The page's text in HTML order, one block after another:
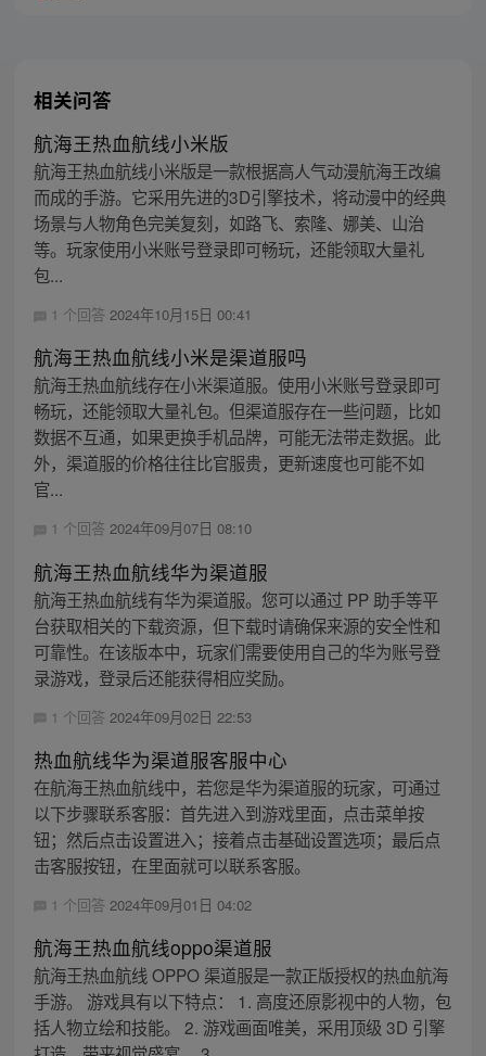
相关问答
航海王热血航线小米版
航海王热血航线小米版是一款根据高人气动漫航海王改编
而成的手游。它采用先进的3D引擎技术，将动漫中的经典
场景与人物角色完美复刻，如路飞、索隆、娜美、山治
等。玩家使用小米账号登录即可畅玩，还能领取大量礼
包...
1 个回答 2024年10月15日 00:41
航海王热血航线小米是渠道服吗
航海王热血航线存在小米渠道服。使用小米账号登录即可
畅玩，还能领取大量礼包。但渠道服存在一些问题，比如
数据不互通，如果更换手机品牌，可能无法带走数据。此
外，渠道服的价格往往比官服贵，更新速度也可能不如
官...
1 个回答 2024年09月07日 08:10
航海王热血航线华为渠道服
航海王热血航线有华为渠道服。您可以通过 PP 助手等平
台获取相关的下载资源，但下载时请确保来源的安全性和
可靠性。在该版本中，玩家们需要使用自己的华为账号登
录游戏，登录后还能获得相应奖励。
1 个回答 2024年09月02日 22:53
热血航线华为渠道服客服中心
在航海王热血航线中，若您是华为渠道服的玩家，可通过
以下步骤联系客服：首先进入到游戏里面，点击菜单按
钮；然后点击设置进入；接着点击基础设置选项；最后点
击客服按钮，在里面就可以联系客服。
1 个回答 2024年09月01日 04:02
航海王热血航线oppo渠道服
航海王热血航线 OPPO 渠道服是一款正版授权的热血航海
手游。 游戏具有以下特点： 1. 高度还原影视中的人物，包
括人物立绘和技能。 2. 游戏画面唯美，采用顶级 3D 引擎